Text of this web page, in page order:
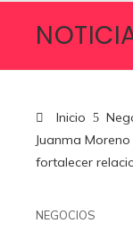
Inicio
Juanma
fortalecer
NEGOCIOS